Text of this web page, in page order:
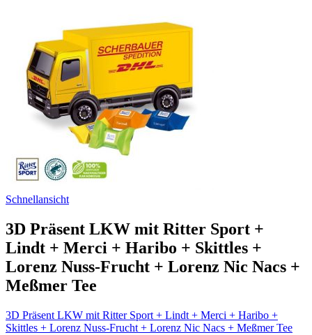
Schnellansicht
3D Präsent LKW mit Ritter Sport +
Lindt + Merci + Haribo + Skittles +
Lorenz Nuss-Frucht + Lorenz Nic Nacs +
Meßmer Tee
3D Präsent LKW mit Ritter Sport + Lindt + Merci + Haribo +
Skittles + Lorenz Nuss-Frucht + Lorenz Nic Nacs + Meßmer Tee